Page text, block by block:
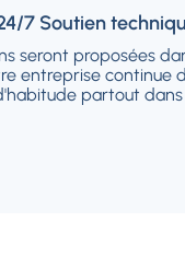
7 Soutien
seront proposées
entreprise continue
partout dans
7 Soutien
seront proposées
que votre entreprise
comme d'habitude
le monde.